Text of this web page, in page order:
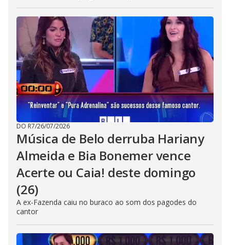
DO R7/26/07/2026
Música de Belo derruba Hariany
Almeida e Bia Bonemer vence
Acerte ou Caia! deste domingo
(26)
A ex-Fazenda caiu no buraco ao som dos pagodes do
cantor